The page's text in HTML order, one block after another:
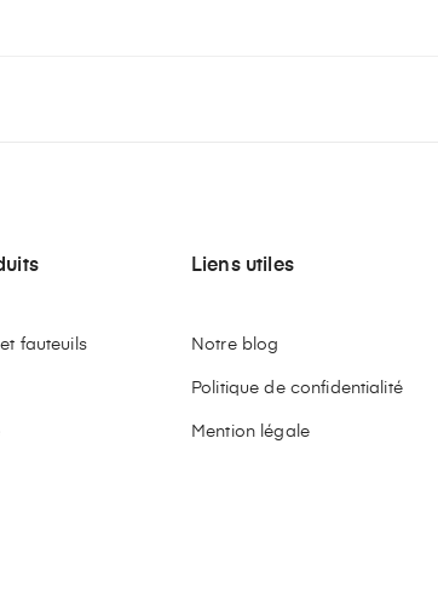
fauteuils
Liens utiles
Notre blog
Politique de confidentialité
Mention légale